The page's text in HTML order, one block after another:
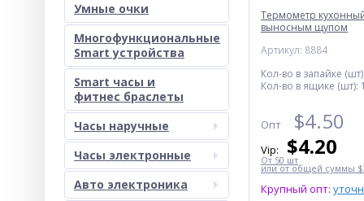
Умные очки
Многофункциональные
Smart устройства
Smart часы и
фитнес браслеты
Часы наручные
Часы электронные
Авто электроника
Термометр
выносным щупом
Артикул: 8884
Кол-во в запайке (шт):
Кол-во в ящике (шт):
Опт $4.50
Vip: $4.20
От 50 шт
или от общей суммы
Крупный опт: